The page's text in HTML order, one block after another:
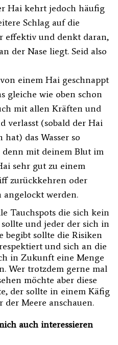
Hai kehrt jedoch häufig
Schlag auf die
effektiv und denkt daran,
der Nase liegt. Seid also
einem Hai geschnappt
gleiche wie oben schon
mit allen Kräften und
verlasst (sobald der Hai
hat) das Wasser so
mit deinem Blut im
sehr gut zu einem
zurückkehren oder
werden.
Tauchspots die sich kein
und jeder der sich in
begibt sollte die Risiken
und sich an die
in Zukunft eine Menge
Wer trotzdem gerne mal
möchte aber diese
der sollte in einem Käfig
Meere anschauen.
auch interessieren